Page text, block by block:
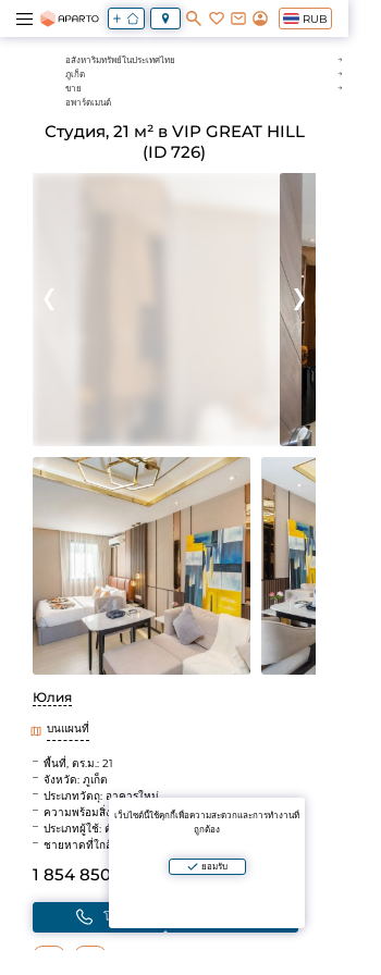
RUB
อสังหาริมทรัพย์ในประเทศไทย
ภูเก็ต
ขาย
อพาร์ตเมนต์
Студия, 21 м² в VIP GREAT HILL
(ID 726)
Юлия
บนแผนที่
พื้นที่, ตร.ม.: 21
จังหวัด: ภูเก็ต
ประเภทวัตถุ: อาคารใหม่
ความพร้อมสิ่งอำนวยความสะดวก: สำเร็จรูป
ประเภทผู้ใช้: ตัวแทน
ชายหาดที่ใกล้ที่สุด: ในยาง
1 854 850 B (~4 591 212 ₽)
โทร
เว็บไซต์นี้ใช้คุกกี้เพื่อความสะดวกและการทำงานที่
ถูกต้อง
ยอมรับ